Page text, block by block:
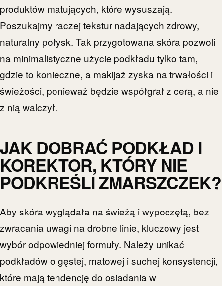
produktów matujących, które wysuszają.
Poszukajmy raczej tekstur nadających zdrowy,
naturalny połysk. Tak przygotowana skóra pozwoli
na minimalistyczne użycie podkładu tylko tam,
gdzie to konieczne, a makijaż zyska na trwałości i
świeżości, ponieważ będzie współgrał z cerą, a nie
z nią walczył.
JAK DOBRAĆ PODKŁAD I
KOREKTOR, KTÓRY NIE
PODKREŚLI ZMARSZCZEK?
Aby skóra wyglądała na świeżą i wypoczętą, bez
zwracania uwagi na drobne linie, kluczowy jest
wybór odpowiedniej formuły. Należy unikać
podkładów o gęstej, matowej i suchej konsystencji,
które mają tendencję do osiadania w